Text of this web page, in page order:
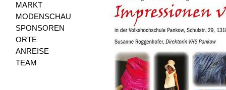
MARKT
MODENSCHAU
SPONSOREN
ORTE
ANREISE
TEAM